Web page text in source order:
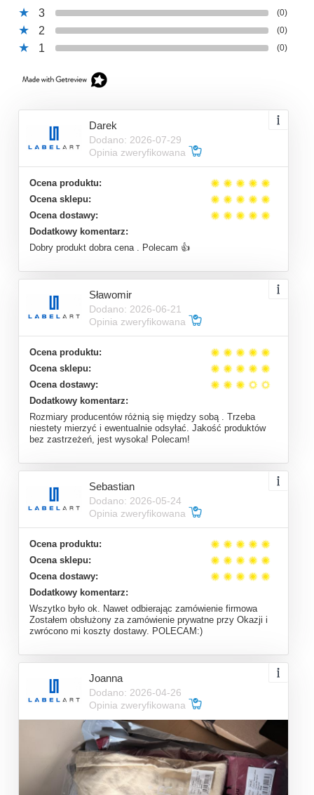
3
(0)
2 (0)
1 (0)
Darek
Dodano: 2026-07-29
Opinia zweryfikowana
Ocena produktu:
Ocena sklepu:
Ocena dostawy:
Dodatkowy komentarz:
Dobry produkt dobra cena . Polecam 👍
Sławomir
Dodano: 2026-06-21
Opinia zweryfikowana
Ocena produktu:
Ocena sklepu:
Ocena dostawy:
Dodatkowy komentarz:
Rozmiary producentów różnią się między sobą . Trzeba
niestety mierzyć i ewentualnie odsyłać. Jakość produktów
bez zastrzeżeń, jest wysoka! Polecam!
Sebastian
Dodano: 2026-05-24
Opinia zweryfikowana
Ocena produktu:
Ocena sklepu:
Ocena dostawy:
Dodatkowy komentarz:
Wszytko było ok. Nawet odbierając zamówienie firmowa
Zostałem obsłużony za zamówienie prywatne przy Okazji i
zwrócono mi koszty dostawy. POLECAM:)
Joanna
Dodano: 2026-04-26
Opinia zweryfikowana